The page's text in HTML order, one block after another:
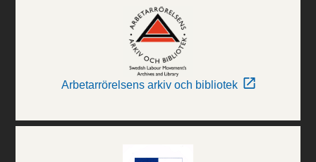
Arbetarrörelsens arkiv och bibliotek